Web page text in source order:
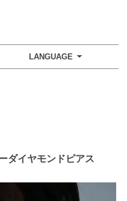
LANGUAGE
ダイヤモンドピアス